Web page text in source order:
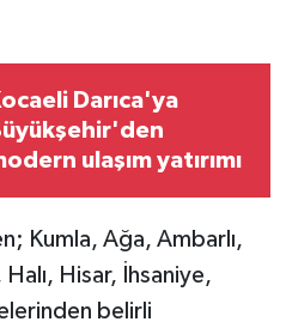
Darıca'ya
ulaşım yatırımı
Kumla, Ağa, Ambarlı,
Hisar, İhsaniye,
belirli